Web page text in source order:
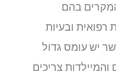
בהם
ובעיות
עומס גדול
צריכים